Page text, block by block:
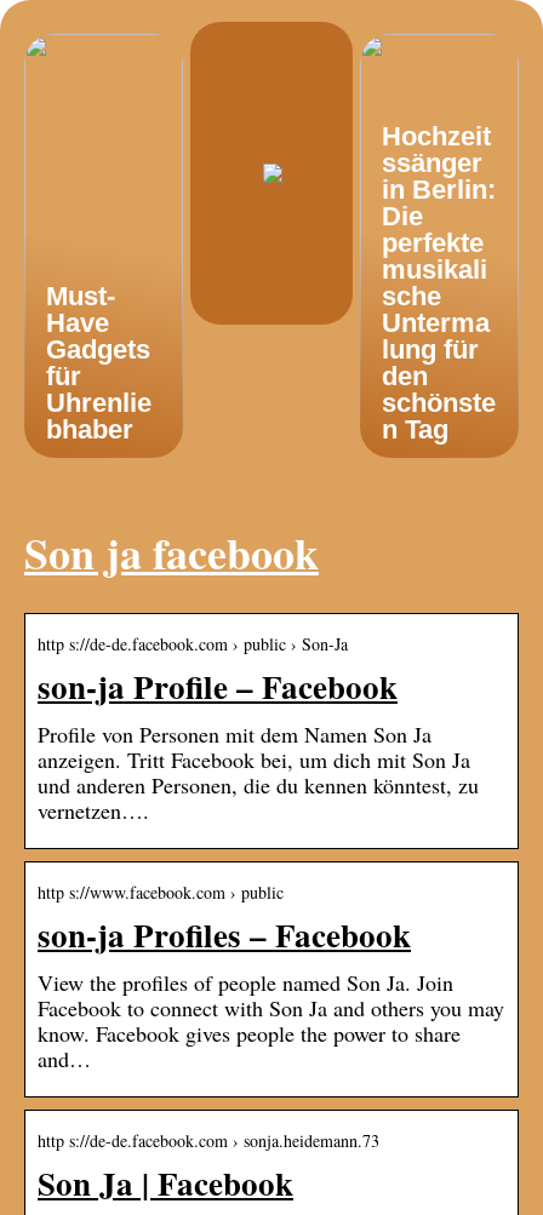
Must-
Have
Gadgets
für
Uhrenlie
bhaber
Hochzeit
ssänger
in Berlin:
Die
perfekte
musikali
sche
Unterma
lung für
den
schönste
n Tag
Son ja facebook
http s://de-de.facebook.com › public › Son-Ja
son-ja Profile – Facebook
Profile von Personen mit dem Namen Son Ja
anzeigen. Tritt Facebook bei, um dich mit Son Ja
und anderen Personen, die du kennen könntest, zu
vernetzen….
http s://www.facebook.com › public
son-ja Profiles – Facebook
View the profiles of people named Son Ja. Join
Facebook to connect with Son Ja and others you may
know. Facebook gives people the power to share
and…
http s://de-de.facebook.com › sonja.heidemann.73
Son Ja | Facebook